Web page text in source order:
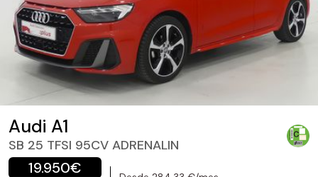
Audi A1
SB 25 TFSI 95CV ADRENALIN
19.950€